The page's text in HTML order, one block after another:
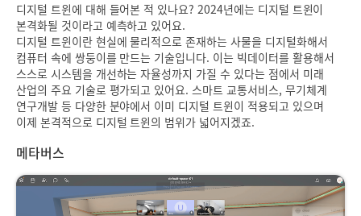
디지털 트윈에 대해 들어본 적 있나요? 2024년에는 디지털 트윈이
본격화될 것이라고 예측하고 있어요.
디지털 트윈이란 현실에 물리적으로 존재하는 사물을 디지털화해서
컴퓨터 속에 쌍둥이를 만드는 기술입니다. 이는 빅데이터를 활용해서
스스로 시스템을 개선하는 자율성까지 가질 수 있다는 점에서 미래
산업의 주요 기술로 평가되고 있어요. 스마트 교통서비스, 무기체계
연구개발 등 다양한 분야에서 이미 디지털 트윈이 적용되고 있으며
이제 본격적으로 디지털 트윈의 범위가 넓어지겠죠.
메타버스